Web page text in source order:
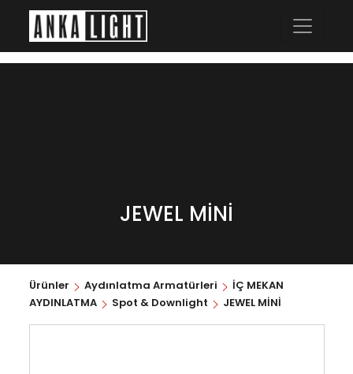
JEWEL MİNİ
Ürünler Aydınlatma Armatürleri
İÇ MEKAN
AYDINLATMA
Spot & Downlight JEWEL MİNİ